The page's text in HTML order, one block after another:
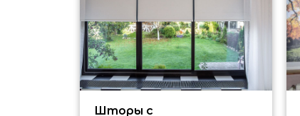
Шторы с